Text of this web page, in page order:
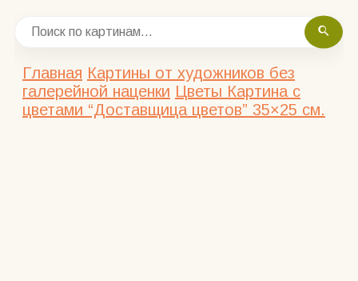
Главная Картины от художников без
галерейной наценки Цветы Картина с
цветами “Доставщица цветов” 35×25 см.